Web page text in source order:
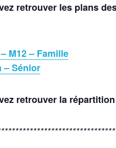
retrouver les plans
M12 – Famille
– Sénior
retrouver la